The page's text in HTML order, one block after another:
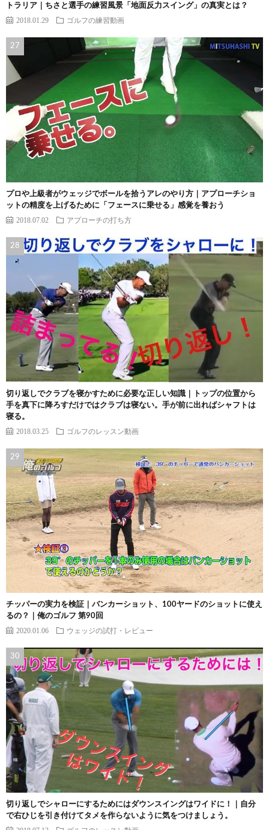
トラリア｜ちさと選手の練習風景「地面反力スイング」の真実とは？
2018.01.29 ゴルフの練習動画
プロや上級者がウェッジでボールを拾うアレのやり方｜アプローチショ
ットの精度を上げるために「フェースに乗せる」感覚を養おう
2018.07.02 アプローチの打ち方
切り返しでクラブを寝かすために必要な正しい知識｜トップの位置から
手を真下に降ろすだけではクラブは寝ない。手が前に出ればシャフトは
寝る。
2018.03.25 ゴルフのレッスン動画
チッパーの実力を検証｜バンカーショット、100ヤードのショットに使え
るの？｜俺のゴルフ 第90回
2020.01.06 ウェッジの試打・レビュー
切り返しでシャローにするためにはダウンスイングはワイドに！｜自分
で右ひじを引き付けてタメを作らないように気をつけましょう。